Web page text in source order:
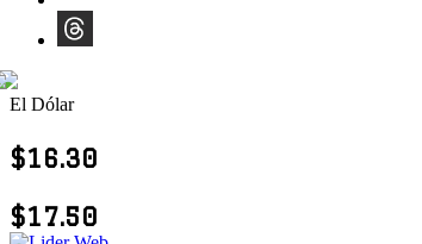
El Dólar
$16.30
$17.50